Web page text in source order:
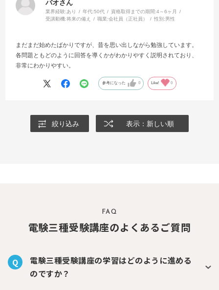
バオさん
業界経験:あり 年代:50代 資格取得までの期間:4～6ヶ月
受講動機:将来の備え 職業:会社員（正社員） 性別:男性
まだまだ始めたばかりですが、昔を思い出しながら勉強しています。
各問題ともどのように回答を導くかがわかりやすく説明されており、
非常にわかりやすい。
参考になった 0 Like! 0
絞り込み 表示：新しい順
FAQ
電験三種受験講座のよくあるご質問
Q
電験三種受験講座の学習はどのように進める
のですか？